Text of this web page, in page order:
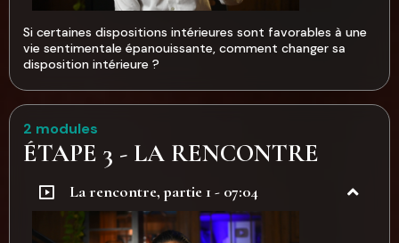
Si certaines dispositions intérieures sont favorables à une
vie sentimentale épanouissante, comment changer sa
disposition intérieure ?
2 modules
ÉTAPE 3 - LA RENCONTRE
La rencontre, partie 1 - 07:04